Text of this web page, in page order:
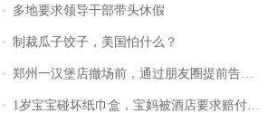
多地要求领导干部带头休假
制裁瓜子饺子，美国怕什么？
郑州一汉堡店撤场前，通过朋友圈提前告知逐一退费，有顾客仅剩1元也全被退回，分文不少；顾客：言而有信，让人感动
1岁宝宝碰坏纸巾盒，宝妈被酒店要求赔付924元！三亚一酒店回复：骨瓷定制！网友一查价格，吵翻了